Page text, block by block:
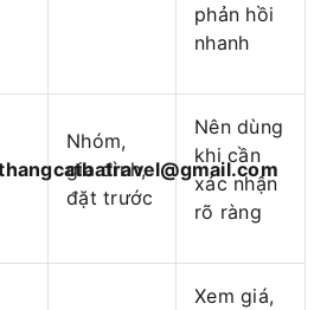
phản hồi
nhanh
Nhóm,
gia đình,
đặt trước
Nên dùng
khi cần
xác nhận
rõ ràng
Xem giá,